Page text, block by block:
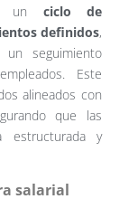
un ciclo de
definidos,
seguimiento
Este
alineados con
que las
estructurada y
salarial